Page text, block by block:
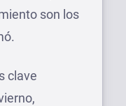
son los
clave